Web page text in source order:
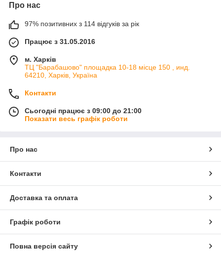
Про нас
97% позитивних з 114 відгуків за рік
Працює з 31.05.2016
м. Харків
ТЦ "Барабашово" площадка 10-18 місце 150 , инд.
64210, Харків, Україна
Контакти
Сьогодні працює з 09:00 до 21:00
Показати весь графік роботи
Про нас
Контакти
Доставка та оплата
Графік роботи
Повна версія сайту